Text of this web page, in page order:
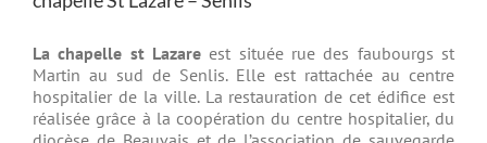
La chapelle st Lazare est située rue des faubourgs st
Martin au sud de Senlis. Elle est rattachée au centre
hospitalier de la ville. La restauration de cet édifice est
réalisée grâce à la coopération du centre hospitalier, du